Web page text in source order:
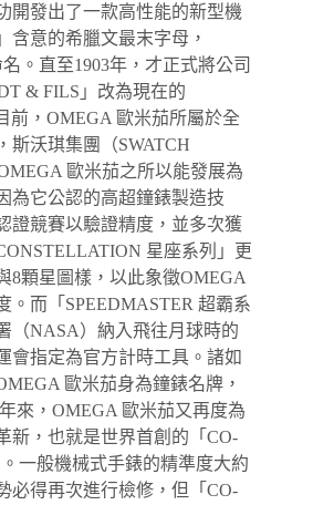
開發出了一款高性能的新型機
含意的希臘文最末字母，
。直至1903年，才正式將公司
& FILS」改為現在的
前，OMEGA 歐米茄所屬於全
斯沃琪集團（SWATCH
歐米茄之所以能發展為
為它公認的高超鐘錶製造技
證競賽以驗證精度，並多次獲
星座系列」更
8顆星圖樣，以此象徵OMEGA
。而「SPEEDMASTER 超霸系
（NASA）納入飛往月球時的
會指定為官方計時工具。諸如
歐米茄身為鐘錶名牌，
來，OMEGA 歐米茄又再度為
新，也就是世界首創的「CO-
一般機械式手錶的精準度大約
必得再次進行檢修，但「CO-